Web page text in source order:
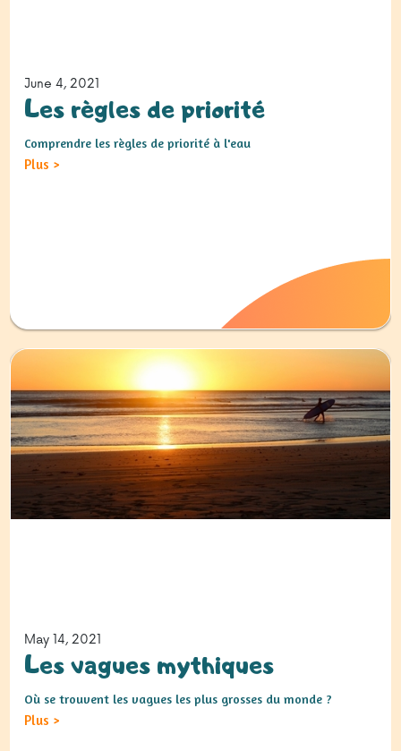
June 4, 2021
Les règles de priorité
Comprendre les règles de priorité à l'eau
Plus >
May 14, 2021
Les vagues mythiques
Où se trouvent les vagues les plus grosses du monde ?
Plus >